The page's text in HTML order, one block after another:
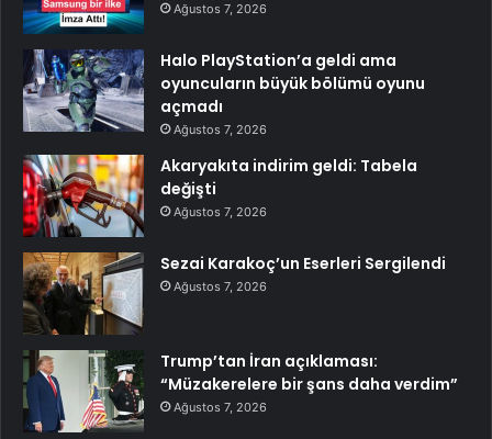
Ağustos 7, 2026
Halo PlayStation’a geldi ama
oyuncuların büyük bölümü oyunu
açmadı
Ağustos 7, 2026
Akaryakıta indirim geldi: Tabela
değişti
Ağustos 7, 2026
Sezai Karakoç’un Eserleri Sergilendi
Ağustos 7, 2026
Trump’tan İran açıklaması:
“Müzakerelere bir şans daha verdim”
Ağustos 7, 2026